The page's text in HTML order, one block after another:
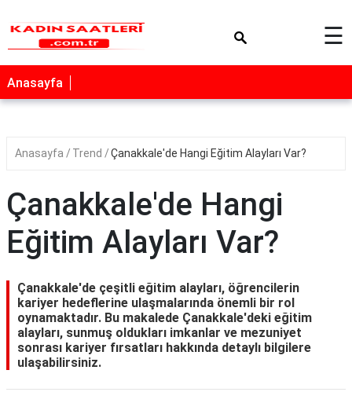
☰
Anasayfa
Anasayfa Trend Çanakkale'de Hangi Eğitim Alayları Var?
Çanakkale'de Hangi
Eğitim Alayları Var?
Çanakkale'de çeşitli eğitim alayları, öğrencilerin
kariyer hedeflerine ulaşmalarında önemli bir rol
oynamaktadır. Bu makalede Çanakkale'deki eğitim
alayları, sunmuş oldukları imkanlar ve mezuniyet
sonrası kariyer fırsatları hakkında detaylı bilgilere
ulaşabilirsiniz.